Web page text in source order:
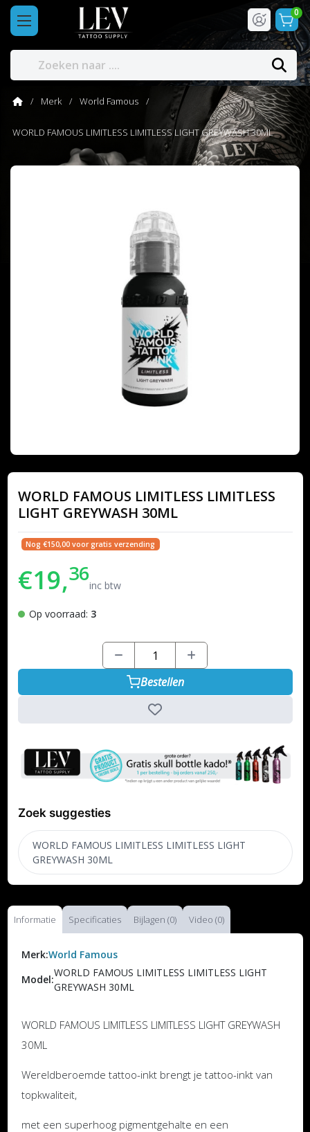
0
Merk World Famous
WORLD FAMOUS LIMITLESS LIMITLESS LIGHT GREYWASH 30ML
WORLD FAMOUS LIMITLESS LIMITLESS
LIGHT GREYWASH 30ML
Nog €150,00 voor gratis verzending
€19,36inc btw
Op voorraad: 3
Bestellen
Zoek suggesties
WORLD FAMOUS LIMITLESS LIMITLESS LIGHT
GREYWASH 30ML
Informatie Specificaties Bijlagen (0) Video (0)
Merk:World Famous
Model:
WORLD FAMOUS LIMITLESS LIMITLESS LIGHT
GREYWASH 30ML
WORLD FAMOUS LIMITLESS LIMITLESS LIGHT GREYWASH
30ML
Wereldberoemde tattoo-inkt brengt je tattoo-inkt van
topkwaliteit,
met een superhoog pigmentgehalte en een